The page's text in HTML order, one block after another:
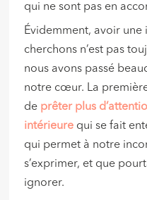
qui ne sont pas en
Évidemment, avoir
cherchons n’est pas
nous avons passé
notre cœur. La
de prêter plus
intérieure qui se fait
qui permet à notre
s’exprimer, et que
ignorer.